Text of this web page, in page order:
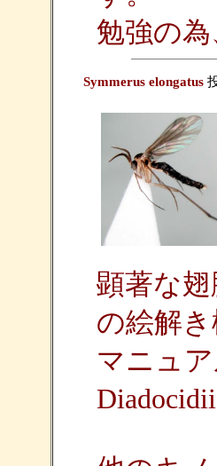
勉強の
Symmerus elongatus
顕著な
の絵解
マニュ